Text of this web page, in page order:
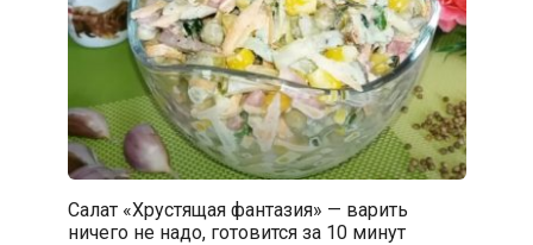
Салат «Хрустящая фантазия» — варить
ничего не надо, готовится за 10 минут